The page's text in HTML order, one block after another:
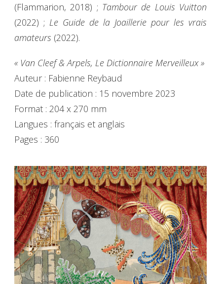
(Flammarion, 2018) ; Tambour de Louis Vuitton
(2022) ; Le Guide de la Joaillerie pour les vrais
amateurs (2022).
« Van Cleef & Arpels, Le Dictionnaire Merveilleux »
Auteur : Fabienne Reybaud
Date de publication : 15 novembre 2023
Format : 204 x 270 mm
Langues : français et anglais
Pages : 360